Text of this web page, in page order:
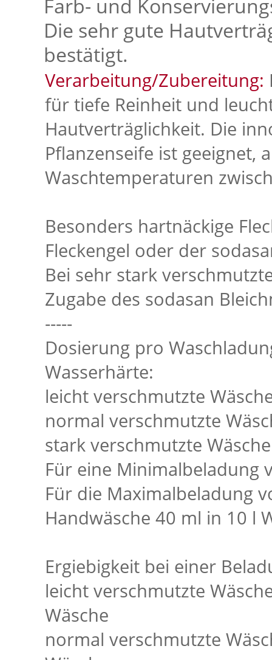
Farb- und
Die sehr gute
bestätigt.
Verarbeitung/Zubereitung:
für tiefe Reinheit und
Hautverträglichkeit. Die
Pflanzenseife ist geeignet,
Waschtemperaturen
Besonders hartnäckige
Fleckengel oder der
Bei sehr stark
Zugabe des sodasan
-----
Dosierung pro
Wasserhärte:
leicht verschmutzte
normal verschmutzte
stark verschmutzte
Für eine Minimalbeladung
Für die Maximalbeladung
Handwäsche 40 ml in 10 l
Ergiebigkeit bei einer
leicht verschmutzte
Wäsche
normal verschmutzte